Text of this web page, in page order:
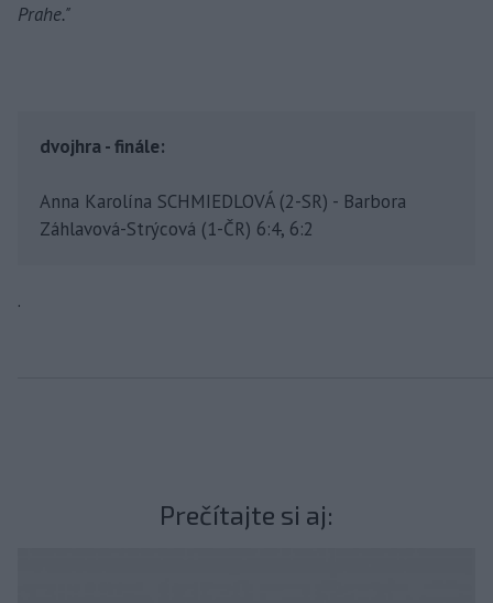
Prahe."
dvojhra - finále:
Anna Karolína SCHMIEDLOVÁ (2-SR) - Barbora
Záhlavová-Strýcová (1-ČR) 6:4, 6:2
.
Prečítajte si aj: